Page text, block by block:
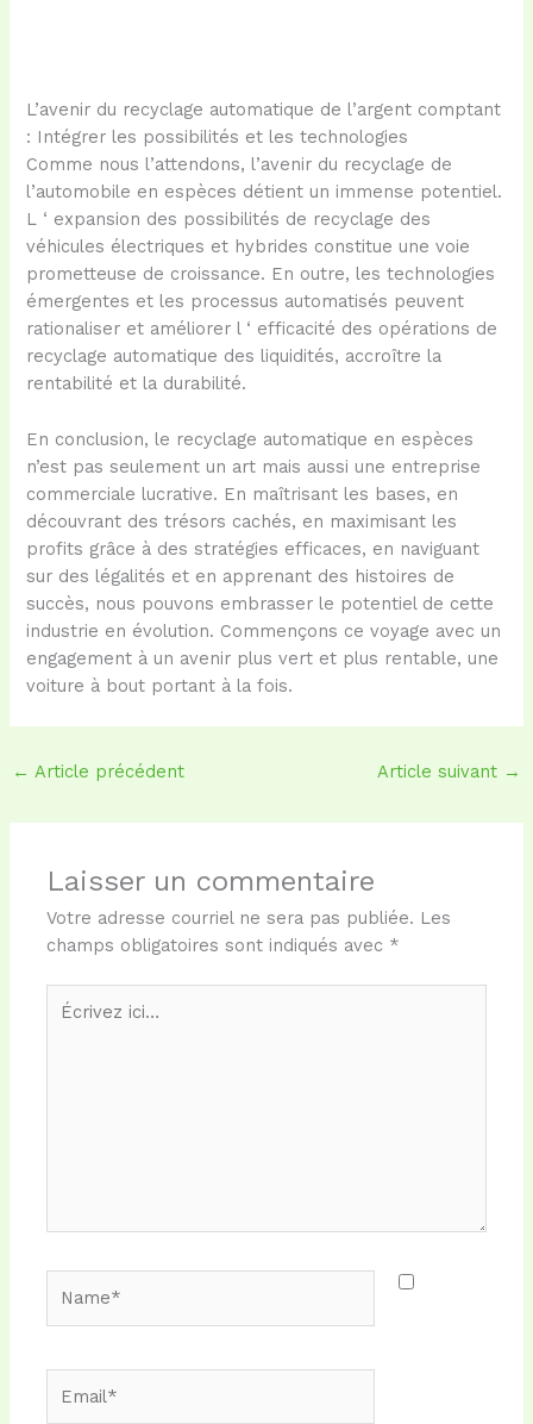
L’avenir du recyclage automatique de l’argent comptant
: Intégrer les possibilités et les technologies
Comme nous l’attendons, l’avenir du recyclage de
l’automobile en espèces détient un immense potentiel.
L ‘ expansion des possibilités de recyclage des
véhicules électriques et hybrides constitue une voie
prometteuse de croissance. En outre, les technologies
émergentes et les processus automatisés peuvent
rationaliser et améliorer l ‘ efficacité des opérations de
recyclage automatique des liquidités, accroître la
rentabilité et la durabilité.
En conclusion, le recyclage automatique en espèces
n’est pas seulement un art mais aussi une entreprise
commerciale lucrative. En maîtrisant les bases, en
découvrant des trésors cachés, en maximisant les
profits grâce à des stratégies efficaces, en naviguant
sur des légalités et en apprenant des histoires de
succès, nous pouvons embrasser le potentiel de cette
industrie en évolution. Commençons ce voyage avec un
engagement à un avenir plus vert et plus rentable, une
voiture à bout portant à la fois.
← Article précédent Article suivant →
Laisser un commentaire
Votre adresse courriel ne sera pas publiée. Les
champs obligatoires sont indiqués avec *
Écrivez
ici…